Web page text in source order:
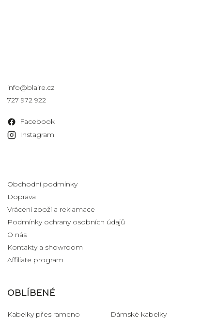
info@blaire.cz
727 972 922
Facebook
Instagram
Obchodní podmínky
Doprava
Vrácení zboží a reklamace
Podmínky ochrany osobních údajů
O nás
Kontakty a showroom
Affiliate program
OBLÍBENÉ
Kabelky přes rameno
Dámské kabelky